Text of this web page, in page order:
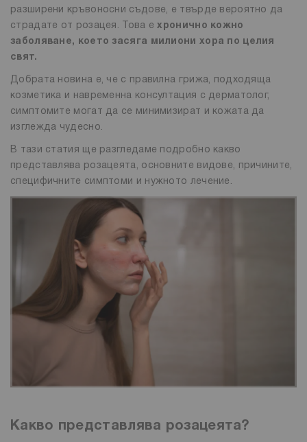
разширени кръвоносни съдове, е твърде вероятно да
страдате от розацея. Това ехронично кожно
заболяване, което засяга милиони хора по целия
свят.
Добрата новина е, че с правилна грижа, подходяща
козметика и навременна консултация с дерматолог,
симптомите могат да се минимизират и кожата да
изглежда чудесно.
В тази статия ще разгледаме подробно какво
представлява розацеята, основните видове, причините,
специфичните симптоми и нужното лечение.
Какво представлява розацеята?